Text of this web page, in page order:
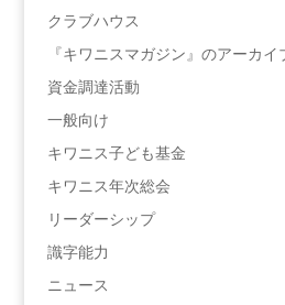
クラブハウス
『キワニスマガジン』のアーカイ
資金調達活動
一般向け
キワニス子ども基金
キワニス年次総会
リーダーシップ
識字能力
ニュース